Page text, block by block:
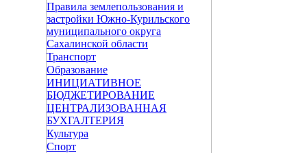
Правила землепользования и
застройки Южно-Курильского
муниципального округа
Сахалинской области
Транспорт
Образование
ИНИЦИАТИВНОЕ
БЮДЖЕТИРОВАНИЕ
ЦЕНТРАЛИЗОВАННАЯ
БУХГАЛТЕРИЯ
Культура
Спорт